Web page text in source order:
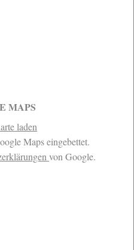
MAPS
laden
Maps eingebettet.
von Google.